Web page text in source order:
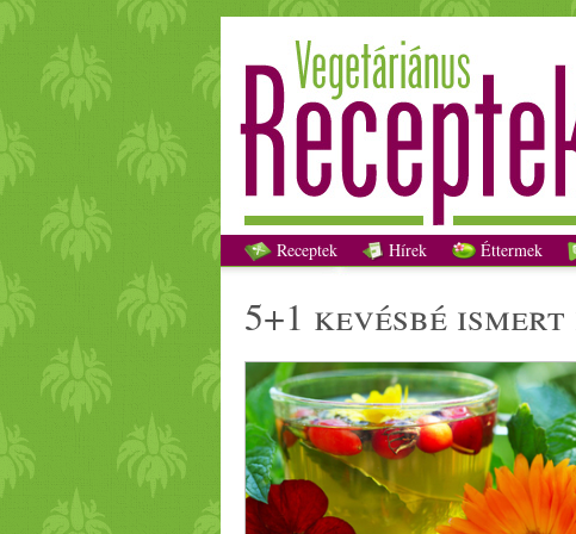
Receptek Hírek Éttermek
5+1 kevésbé